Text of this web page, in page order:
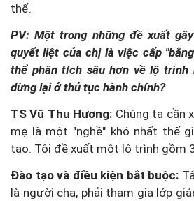
thể.
PV: Một trong những đề xuất
quyết liệt của chị là việc cấp
thể phân tích sâu hơn về lộ trình
dừng lại ở thủ tục hành chính?
TS Vũ Thu Hương: Chúng ta cần
mẹ là một "nghề" khó nhất thế
tạo. Tôi đề xuất một lộ trình gồm
Đào tạo và điều kiện bắt buộc:
là người cha, phải tham gia lớp